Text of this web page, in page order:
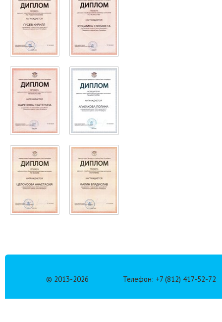
© 2013-2026 Телефон: +7 (812) 417-52-72